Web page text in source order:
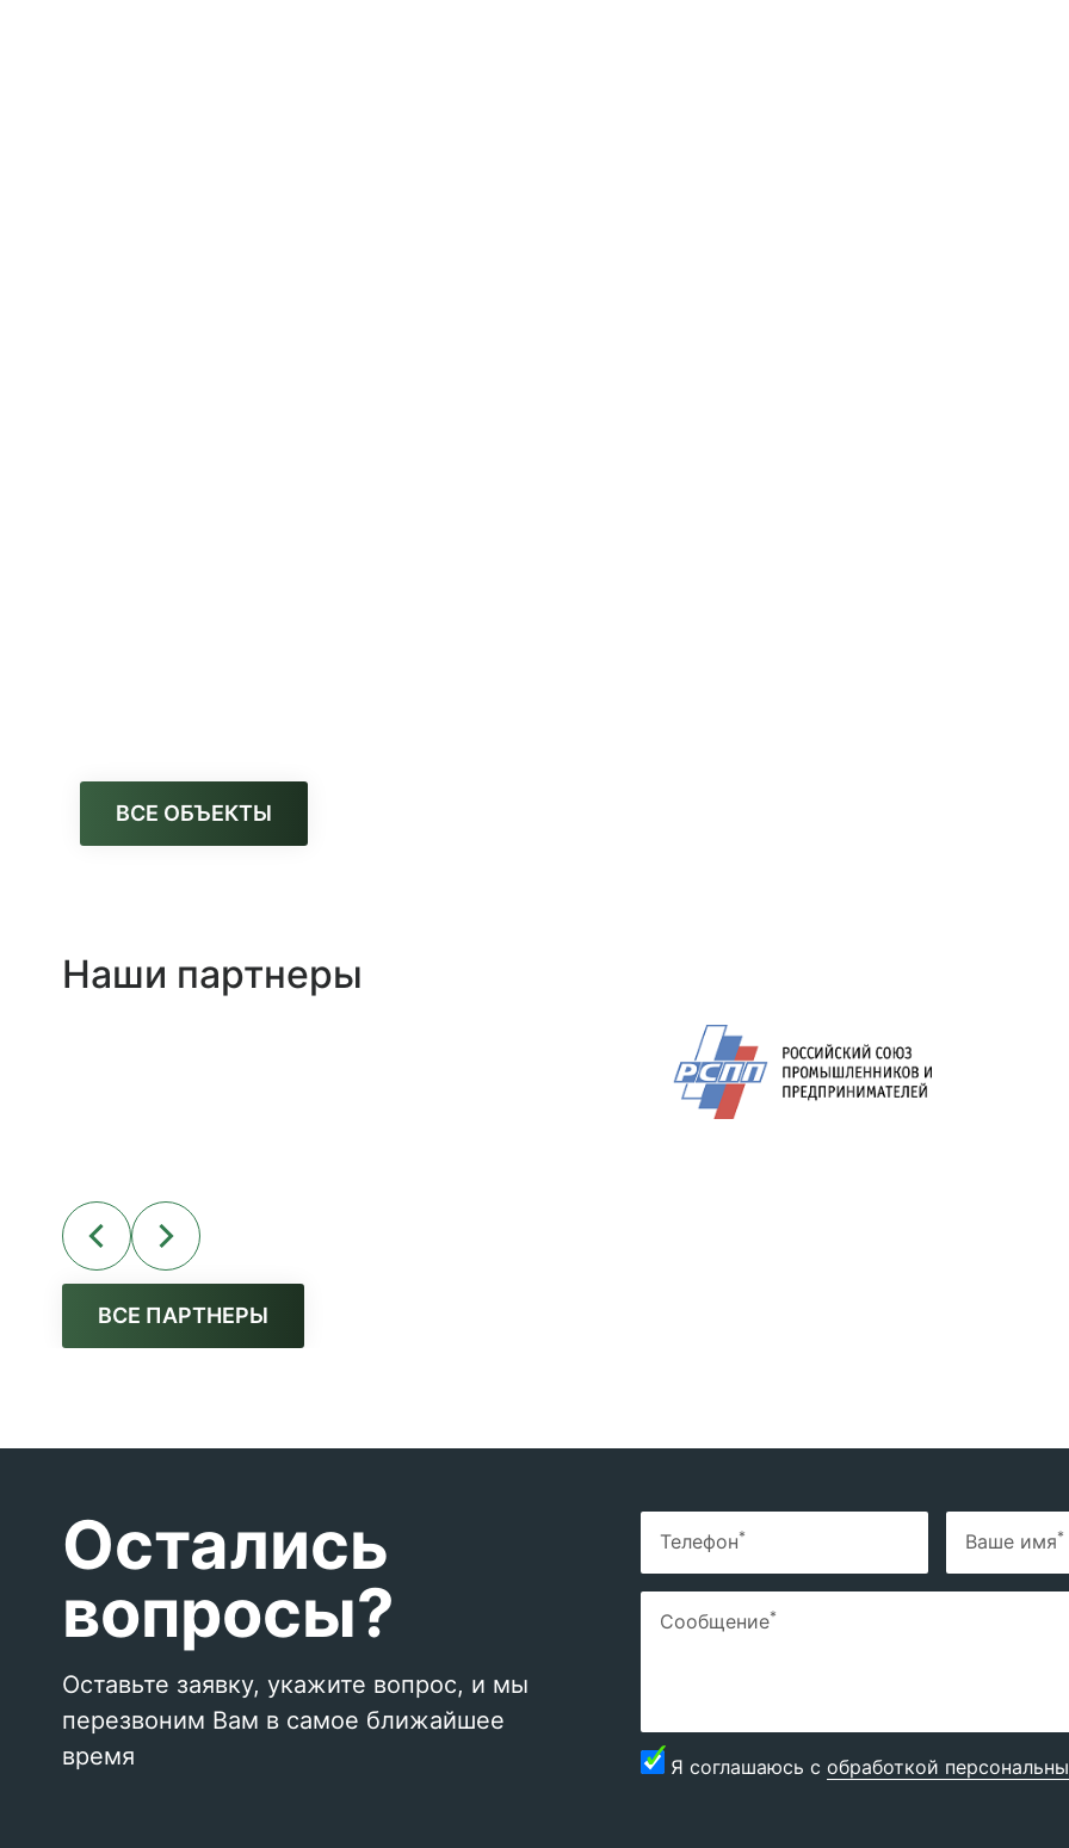
ВСЕ ОБЪЕКТЫ
Наши партнеры
ВСЕ ПАРТНЕРЫ
Остались
вопросы?
Оставьте заявку, укажите вопрос, и мы
перезвоним Вам в самое ближайшее
время
Телефон* Ваше имя*
Сообщение*
Я соглашаюсь с обработкой